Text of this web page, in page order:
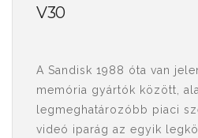
V30
A Sandisk 1988 óta van
memória gyártók között,
legmeghatározóbb piaci
videó iparág az egyik